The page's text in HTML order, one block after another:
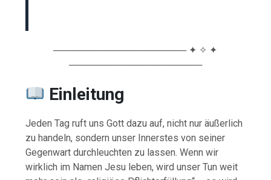
──────────────────── ✦ ✧ ✦
────────────────────
Einleitung
Jeden Tag ruft uns Gott dazu auf, nicht nur äußerlich
zu handeln, sondern unser Innerstes von seiner
Gegenwart durchleuchten zu lassen. Wenn wir
wirklich im Namen Jesu leben, wird unser Tun weit